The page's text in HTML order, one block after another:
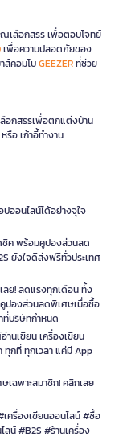
เลือกสรร เพื่อตอบโจทย์
เพื่อความปลอดภัยของ
ส์คอมโบGEEZERที่ช่วย
อกสรรเพื่อตกแต่งบ้าน
หรือ เก้าอี้ทำงาน
ออนไลน์ได้อย่างจุใจ
ชิค พร้อมคูปองส่วนลด
ยังใจดีส่งฟรีทั่วประเทศ
ลย! ลดแรงทุกเดือน ทั้ง
ปองส่วนลดพิเศษเมื่อซื้อ
ที่บริษัทกำหนด
นเขียน เครื่องเขียน
ทุกที่ ทุกเวลา แค่มี App
เฉพาะสมาชิก! คลิกเลย
ครื่องเขียนออนไลน์ #ซื้อ
น์ #B2S #ร้านเครื่อง